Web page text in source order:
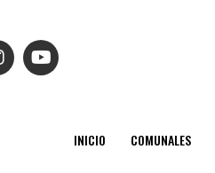
INICIO COMUNALES